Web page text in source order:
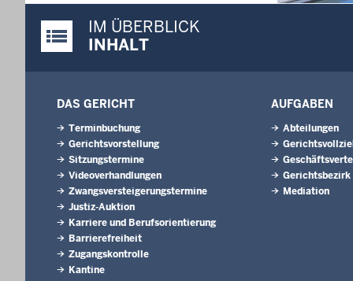
Justiz-Portal im Überblick:
IM ÜBERBLICK
INHALT
DAS GERICHT
Terminbuchung
Gerichtsvorstellung
Sitzungstermine
Videoverhandlungen
Zwangsversteigerungs­termine
Justiz-Auktion
Karriere und Berufsorientierung
Barrierefreiheit
Zugangskontrolle
Kantine
AUFGABEN
Abteilungen
Gerichtsbezirk
Mediation